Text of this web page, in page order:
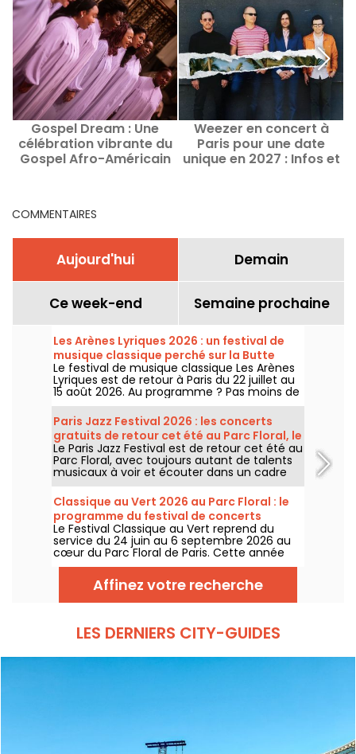
Gospel Dream : Une
célébration vibrante du
Gospel Afro-Américain
Weezer en concert à
Paris pour une date
unique en 2027 : Infos et
COMMENTAIRES
Aujourd'hui Demain
Ce week-end Semaine prochaine
Les Arènes Lyriques 2026 : un festival de
musique classique perché sur la Butte
Montmartre
Le festival de musique classique Les Arènes
Lyriques est de retour à Paris du 22 juillet au
15 août 2026. Au programme ? Pas moins de
16 concerts donnés au sein des Arènes de
Montmartre, un cadre idyllique pour écouter
les grands classiques.
Paris Jazz Festival 2026 : les concerts
gratuits de retour cet été au Parc Floral, le
programme
Le Paris Jazz Festival est de retour cet été au
Parc Floral, avec toujours autant de talents
musicaux à voir et écouter dans un cadre
bucolique. Voici le programme des concerts
gratuits à découvrir du 24 juin au 6
septembre 2026 !
Classique au Vert 2026 au Parc Floral : le
programme du festival de concerts
gratuits
Le Festival Classique au Vert reprend du
service du 24 juin au 6 septembre 2026 au
cœur du Parc Floral de Paris. Cette année
encore, Classique au Vert invite les
mélomanes et les néophytes à prendre du
bon tempo et du beau temps auprès
d’artistes reconnus et en devenir.
Affinez votre recherche
LES DERNIERS CITY-GUIDES